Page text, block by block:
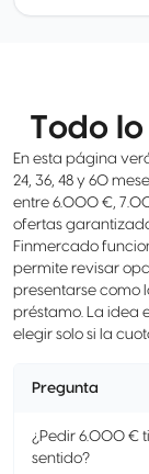
Todo
En esta página
24, 36, 48 y 60
entre 6.000 €,
ofertas
Finmercado
permite revisar
presentarse como
préstamo. La idea
elegir solo si la
Pregunta
¿Pedir 6.000 €
sentido?